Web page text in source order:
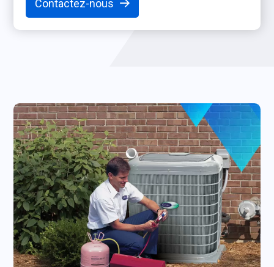
Contactez-nous